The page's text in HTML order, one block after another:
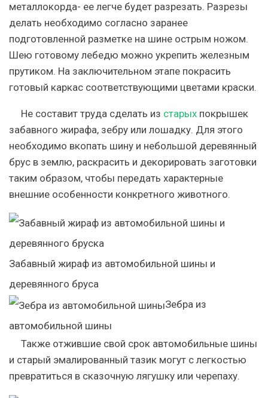
металлокорда- ее легче будет разрезать. Разрезы
делать необходимо согласно заранее
подготовленной разметке на шине острым ножом.
Шею готовому лебедю можно укрепить железным
прутиком. На заключительном этапе покрасить
готовый каркас соответствующими цветами краски.
Не составит труда сделать из старых покрышек
забавного жирафа, зебру или лошадку. Для этого
необходимо вкопать шину и небольшой деревянный
брус в землю, раскрасить и декорировать заготовки
таким образом, чтобы передать характерные
внешние особенности конкретного животного.
Забавный жираф из автомобильной шины и
деревянного бруса
Зебра из
автомобильной шины
Также отжившие свой срок автомобильные шины
и старый эмалированный тазик могут с легкостью
превратиться в сказочную лягушку или черепаху.